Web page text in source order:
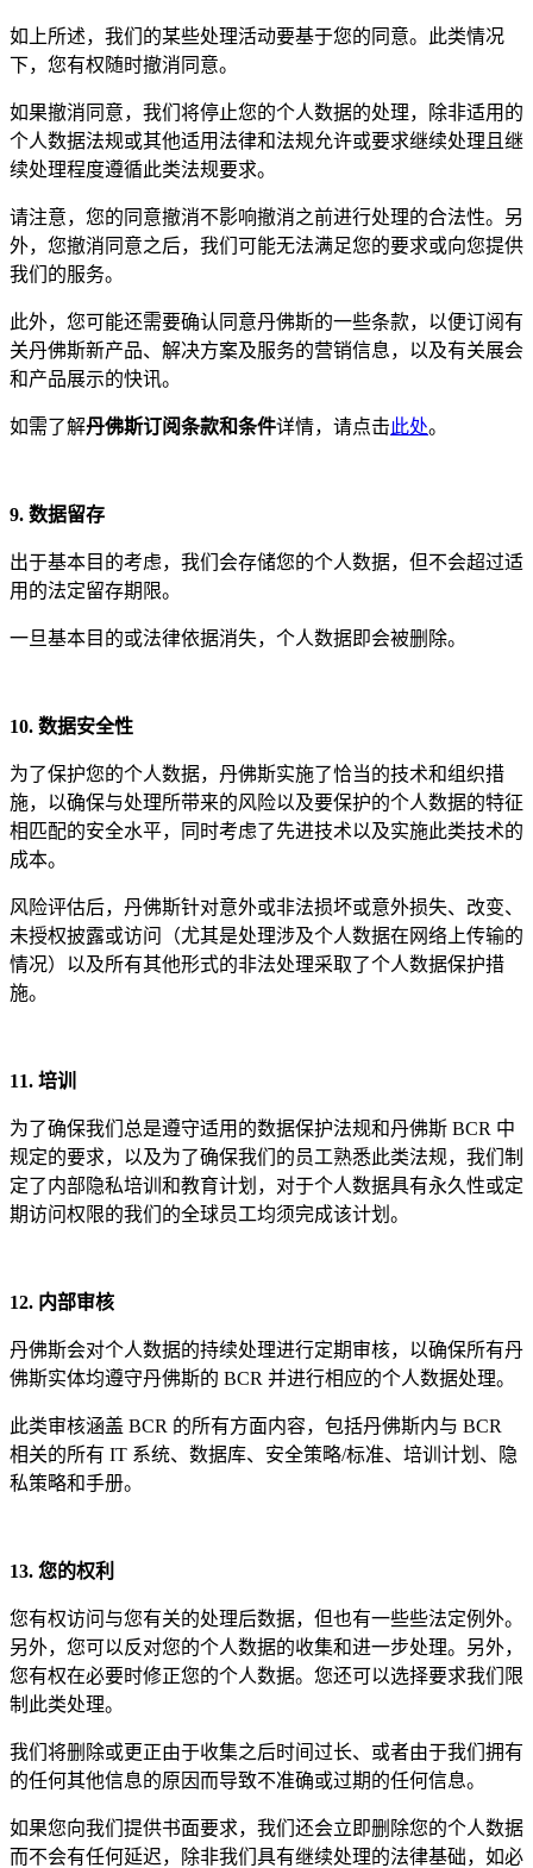
如上所述，我们的某些处理活动要基于您的同意。此类情况
下，您有权随时撤消同意。
如果撤消同意，我们将停止您的个人数据的处理，除非适用的
个人数据法规或其他适用法律和法规允许或要求继续处理且继
续处理程度遵循此类法规要求。
请注意，您的同意撤消不影响撤消之前进行处理的合法性。另
外，您撤消同意之后，我们可能无法满足您的要求或向您提供
我们的服务。
此外，您可能还需要确认同意丹佛斯的一些条款，以便订阅有
关丹佛斯新产品、解决方案及服务的营销信息，以及有关展会
和产品展示的快讯。
如需了解丹佛斯订阅条款和条件详情，请点击此处。
9. 数据留存
出于基本目的考虑，我们会存储您的个人数据，但不会超过适
用的法定留存期限。
一旦基本目的或法律依据消失，个人数据即会被删除。
10. 数据安全性
为了保护您的个人数据，丹佛斯实施了恰当的技术和组织措
施，以确保与处理所带来的风险以及要保护的个人数据的特征
相匹配的安全水平，同时考虑了先进技术以及实施此类技术的
成本。
风险评估后，丹佛斯针对意外或非法损坏或意外损失、改变、
未授权披露或访问（尤其是处理涉及个人数据在网络上传输的
情况）以及所有其他形式的非法处理采取了个人数据保护措
施。
11. 培训
为了确保我们总是遵守适用的数据保护法规和丹佛斯 BCR 中
规定的要求，以及为了确保我们的员工熟悉此类法规，我们制
定了内部隐私培训和教育计划，对于个人数据具有永久性或定
期访问权限的我们的全球员工均须完成该计划。
12. 内部审核
丹佛斯会对个人数据的持续处理进行定期审核，以确保所有丹
佛斯实体均遵守丹佛斯的 BCR 并进行相应的个人数据处理。
此类审核涵盖 BCR 的所有方面内容，包括丹佛斯内与 BCR
相关的所有 IT 系统、数据库、安全策略/标准、培训计划、隐
私策略和手册。
13. 您的权利
您有权访问与您有关的处理后数据，但也有一些些法定例外。
另外，您可以反对您的个人数据的收集和进一步处理。另外，
您有权在必要时修正您的个人数据。您还可以选择要求我们限
制此类处理。
我们将删除或更正由于收集之后时间过长、或者由于我们拥有
的任何其他信息的原因而导致不准确或过期的任何信息。
如果您向我们提供书面要求，我们还会立即删除您的个人数据
而不会有任何延迟，除非我们具有继续处理的法律基础，如必